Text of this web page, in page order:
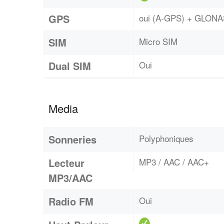
GPS
oui (A-GPS) +
SIM Micro SIM
Dual SIM Oui
Media
Sonneries Polyphoniques
Lecteur
MP3/AAC
MP3 / AAC / AAC+
Radio FM Oui